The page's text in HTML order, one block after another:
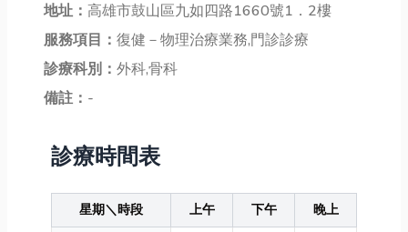
地址： 高雄市鼓山區九如四路1660號1．2樓
服務項目： 復健－物理治療業務,門診診療
診療科別： 外科,骨科
備註： -
診療時間表
星期＼時段 上午 下午
晚上